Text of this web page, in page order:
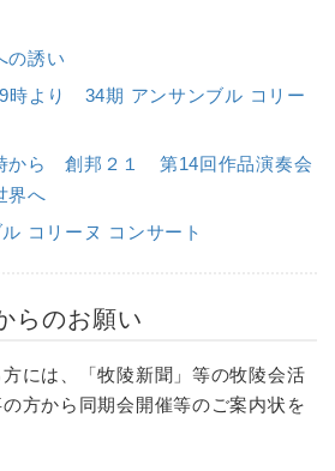
の誘い
時より 34期 アンサンブル コリー
から 創邦２１ 第14回作品演奏会
界へ
コリーヌ コンサート
らのお願い
には、「牧陵新聞」等の牧陵会活
方から同期会開催等のご案内状を